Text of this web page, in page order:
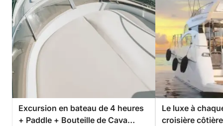
Excursion en bateau de 4 heures
+ Paddle + Bouteille de Cava
Le luxe à
croisière